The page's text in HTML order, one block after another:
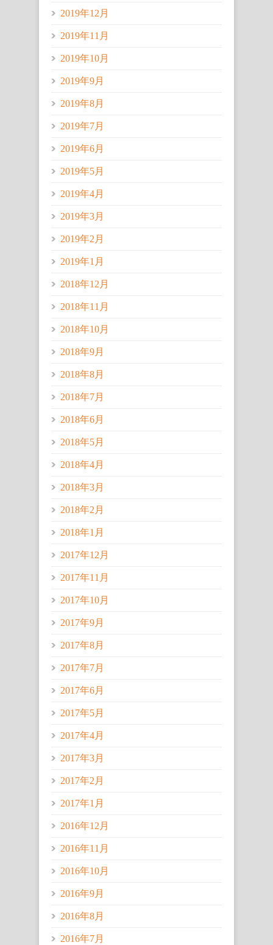
2019年12月
2019年11月
2019年10月
2019年9月
2019年8月
2019年7月
2019年6月
2019年5月
2019年4月
2019年3月
2019年2月
2019年1月
2018年12月
2018年11月
2018年10月
2018年9月
2018年8月
2018年7月
2018年6月
2018年5月
2018年4月
2018年3月
2018年2月
2018年1月
2017年12月
2017年11月
2017年10月
2017年9月
2017年8月
2017年7月
2017年6月
2017年5月
2017年4月
2017年3月
2017年2月
2017年1月
2016年12月
2016年11月
2016年10月
2016年9月
2016年8月
2016年7月